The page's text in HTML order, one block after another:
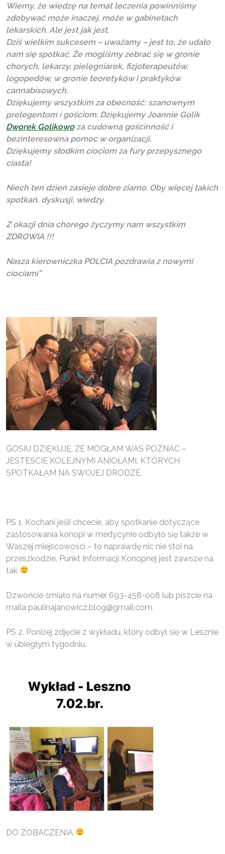
Wiemy, że wiedzę na temat leczenia powinniśmy
zdobywać może inaczej, może w gabinetach
lekarskich. Ale jest jak jest.
Dziś wielkim sukcesem – uważamy – jest to, że udało
nam się spotkać. Że mogliśmy zebrać się w gronie
chorych, lekarzy, pielęgniarek, fizjoterapeutów,
logopedów, w gronie teoretyków i praktyków
cannabisowych.
Dziękujemy wszystkim za obecność: szanownym
prelegentom i gościom. Dziękujemy Joannie Golik
Dworek Golikowoza cudowną gościnność i
bezinteresowna pomoc w organizacji.
Dziękujemy słodkim ciociom za fury przepysznego
ciasta!
Niech ten dzień zasieje dobre ziarno. Oby więcej takich
spotkań, dyskusji, wiedzy.
Z okazji dnia chorego życzymy nam wszystkim
ZDROWIA !!!
Nasza kierowniczka POLCIA pozdrawia z nowymi
ciociami”
GOSIU DZIĘKUJĘ, ŻE MOGŁAM WAS POZNAĆ –
JESTEŚCIE KOLEJNYMI ANIOŁAMI, KTÓRYCH
SPOTKAŁAM NA SWOJEJ DRODZE.
PS 1. Kochani jeśli chcecie, aby spotkanie dotyczące
zastosowania konopi w medycynie odbyło się także w
Waszej miejscowości – to naprawdę nic nie stoi na
przeszkodzie. Punkt Informacji Konopnej jest zawsze na
tak
Dzwońcie śmiało na numer 693-458-008 lub piszcie na
maila paulinajanowicz.blog@gmail.com.
PS 2. Poniżej zdjęcie z wykładu, który odbył się w Lesznie
w ubiegłym tygodniu.
DO ZOBACZENIA